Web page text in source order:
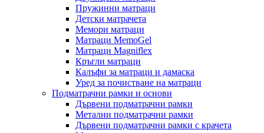
Пружинни матраци
Детски матрачета
Мемори матраци
Mатраци MemoGel
Матраци Мagniflex
Кръгли матраци
Калъфи за матраци и дамаска
Уред за почистване на матраци
Подматрачни рамки и основи
Дървени подматрачни рамки
Метални подматрачни рамки
Дървени подматрачни рамки с крачета